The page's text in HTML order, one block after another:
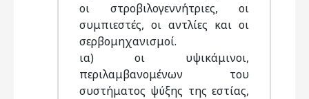
οι στροβιλογεννήτριες, οι
συμπιεστές, οι αντλίες και οι
σερβομηχανισμοί.
ια) οι υψικάμινοι,
περιλαμβανομένων του
συστήματος ψύξης της εστίας,